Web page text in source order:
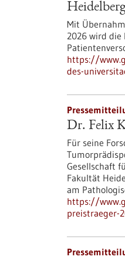
Heidelberg
Mit
2026 wird die
https://
des-
Dr. Felix
Für seine
Gesellschaft
Fakultät
am
https://
preistraeger-